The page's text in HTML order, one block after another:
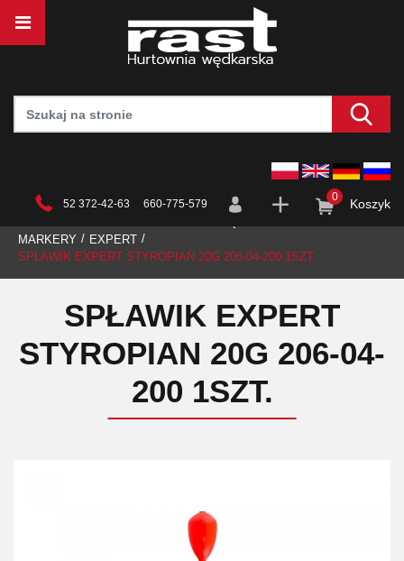
52 372-42-63 660-775-579
0 Koszyk
MARKERY
EXPERT
SPŁAWIK EXPERT STYROPIAN 20G 206-04-200 1SZT.
SPŁAWIK EXPERT
STYROPIAN 20G 206-04-
200 1SZT.